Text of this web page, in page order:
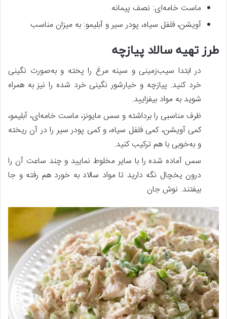
ماست خامه‌ای: نصف پیمانه
آویشن، فلفل سیاه، پودر سیر و آبلیمو: به میزان مناسب
طرز تهیه سالاد پیازچه
در ابتدا سیب‌زمینی و سینه مرغ را پخته و به‌صورت نگینی
خرد کنید. پیازچه و خیارشور نگینی خرد شده را نیز به همراه
شوید به مواد بیفزایید.
ظرف مناسبی را برداشته و سس مایونز، ماست خامه‌ای، آبلیمو،
کمی آویشن، کمی فلفل سیاه، و کمی پودر سیر را در آن ریخته
و به‌خوبی با هم ترکیب کنید.
سس آماده شده را با سایر مخلوط نمایید و چند ساعت آن را
درون یخچال نگه دارید تا مواد سالاد به خورد هم رفته و جا
بیفتند. نوش جان